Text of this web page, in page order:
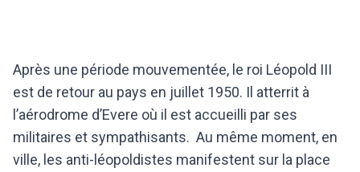
Après une période mouvementée, le roi Léopold III
est de retour au pays en juillet 1950. Il atterrit à
l’aérodrome d’Evere où il est accueilli par ses
militaires et sympathisants. Au même moment, en
ville, les anti-léopoldistes manifestent sur la place